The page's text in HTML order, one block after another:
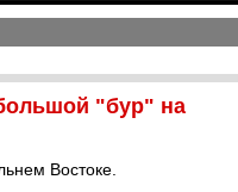
"бур" на
Востоке.